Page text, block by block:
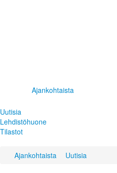
Ajankohtaista
Uutisia
Lehdistöhuone
Tilastot
Ajankohtaista Uutisia